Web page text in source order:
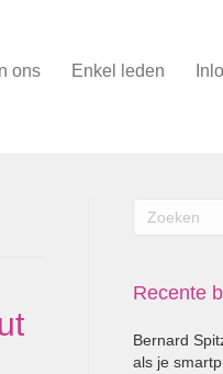
ons Enkel leden
Recente
Bernard
als je